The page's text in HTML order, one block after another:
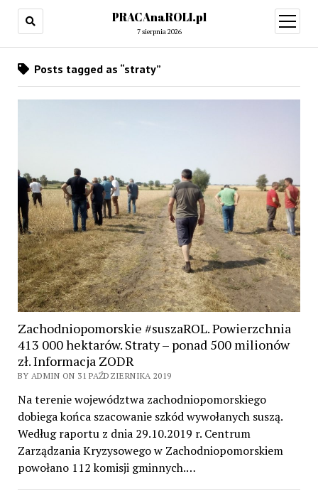
PRACAnaROLI.pl
7 sierpnia 2026
open
menu
Posts tagged as “straty”
Zachodniopomorskie #suszaROL. Powierzchnia
413 000 hektarów. Straty – ponad 500 milionów
zł. Informacja ZODR
BY ADMIN ON 31 PAŹDZIERNIKA 2019
Na terenie województwa zachodniopomorskiego
dobiega końca szacowanie szkód wywołanych suszą.
Według raportu z dnia 29.10.2019 r. Centrum
Zarządzania Kryzysowego w Zachodniopomorskiem
powołano 112 komisji gminnych.…